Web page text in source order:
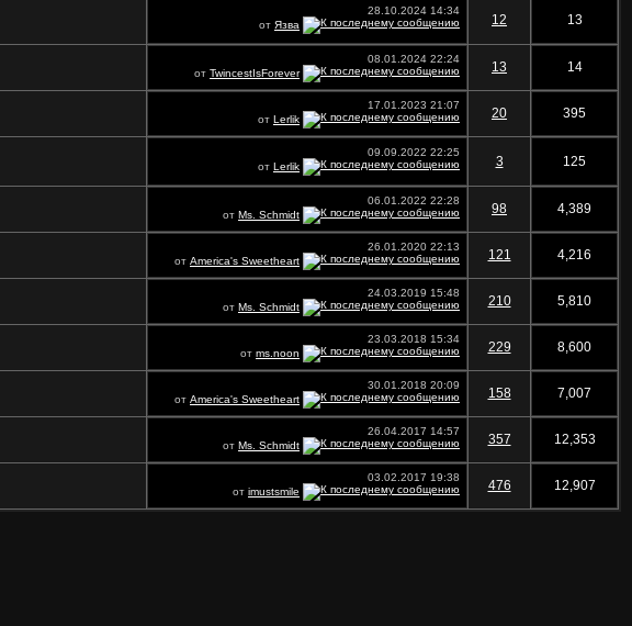
28.10.2024 14:34
от Язва 12 13
08.01.2024 22:24
от TwincestIsForever 13 14
17.01.2023 21:07
от Lerlik 20 395
09.09.2022 22:25
от Lerlik 3 125
06.01.2022 22:28
от Ms. Schmidt 98 4,389
26.01.2020 22:13
от America's Sweetheart 121 4,216
24.03.2019 15:48
от Ms. Schmidt 210 5,810
23.03.2018 15:34
от ms.noon 229 8,600
30.01.2018 20:09
от America's Sweetheart 158 7,007
26.04.2017 14:57
от Ms. Schmidt 357 12,353
03.02.2017 19:38
от imustsmile 476 12,907